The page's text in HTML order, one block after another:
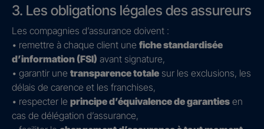
3. Les obligations légales des assureurs
Les compagnies d’assurance doivent :
• remettre à chaque client une fiche standardisée
d’information (FSI) avant signature,
• garantir une transparence totale sur les exclusions, les
délais de carence et les franchises,
• respecter le principe d’équivalence de garanties en
cas de délégation d’assurance,